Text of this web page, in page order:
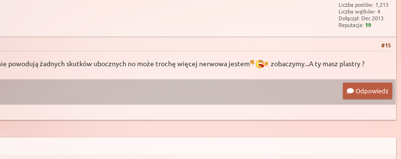
Liczba postów: 1,213
Liczba wątków: 4
Dołączył: Dec 2013
Reputacja: 19
#15
powodują żadnych skutków ubocznych no może trochę więcej nerwowa jestem zobaczymy...A ty masz plastry ?
Odpowiedz